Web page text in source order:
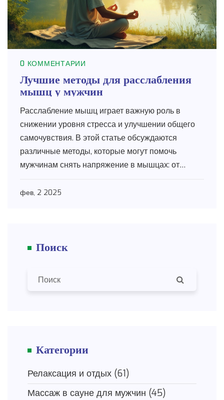
0 КОММЕНТАРИИ
Лучшие методы для расслабления
мышц у мужчин
Расслабление мышц играет важную роль в
снижении уровня стресса и улучшении общего
самочувствия. В этой статье обсуждаются
различные методы, которые могут помочь
мужчинам снять напряжение в мышцах: от
узнать о пользе регулярных растяжек и практики
руководство для достижения гармонии тела и
фев, 2 2025
Поиск
Категории
Релаксация и отдых (61)
Массаж в сауне для мужчин (45)